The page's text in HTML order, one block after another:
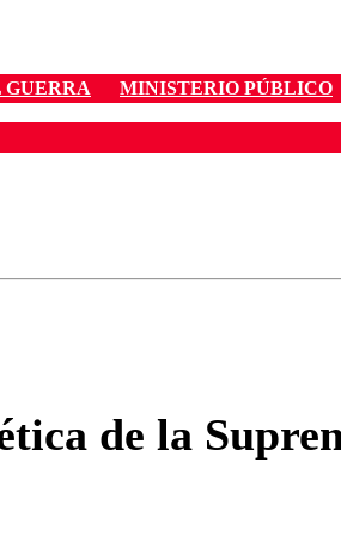
MINISTERIO PÚBLICO
de la